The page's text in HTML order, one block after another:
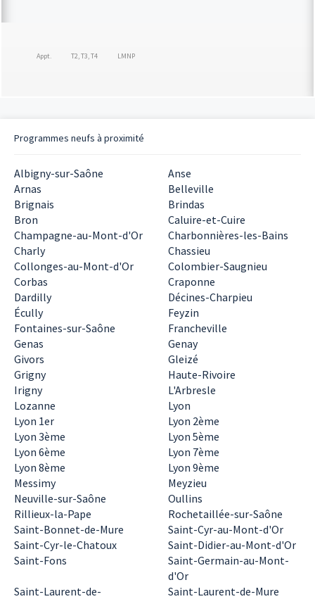
Appt. T2, T3, T4 LMNP
Programmes neufs à proximité
Albigny-sur-Saône
Anse
Arnas
Belleville
Brignais
Brindas
Bron
Caluire-et-Cuire
Champagne-au-Mont-d'Or
Charbonnières-les-Bains
Charly
Chassieu
Collonges-au-Mont-d'Or
Colombier-Saugnieu
Corbas
Craponne
Dardilly
Décines-Charpieu
Écully
Feyzin
Fontaines-sur-Saône
Francheville
Genas
Genay
Givors
Gleizé
Grigny
Haute-Rivoire
Irigny
L'Arbresle
Lozanne
Lyon
Lyon 1er
Lyon 2ème
Lyon 3ème
Lyon 5ème
Lyon 6ème
Lyon 7ème
Lyon 8ème
Lyon 9ème
Messimy
Meyzieu
Neuville-sur-Saône
Oullins
Rillieux-la-Pape
Rochetaillée-sur-Saône
Saint-Bonnet-de-Mure
Saint-Cyr-au-Mont-d'Or
Saint-Cyr-le-Chatoux
Saint-Didier-au-Mont-d'Or
Saint-Fons
Saint-Germain-au-Mont-
d'Or
Saint-Laurent-de-
Saint-Laurent-de-Mure